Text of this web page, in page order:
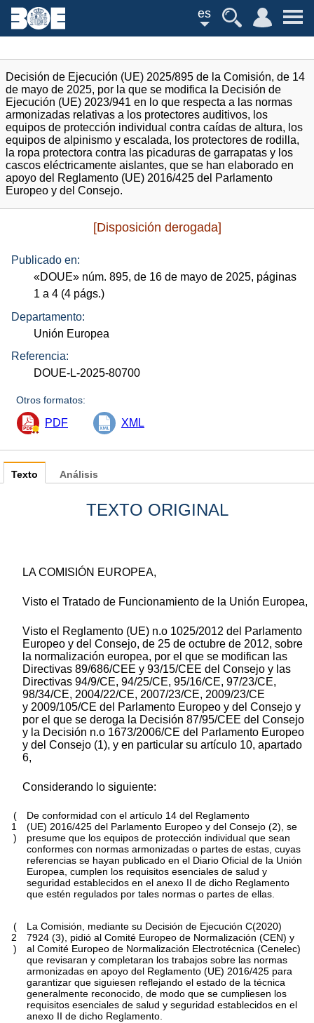
es
Decisión de Ejecución (UE) 2025/895 de la Comisión, de 14
de mayo de 2025, por la que se modifica la Decisión de
Ejecución (UE) 2023/941 en lo que respecta a las normas
armonizadas relativas a los protectores auditivos, los
equipos de protección individual contra caídas de altura, los
equipos de alpinismo y escalada, los protectores de rodilla,
la ropa protectora contra las picaduras de garrapatas y los
cascos eléctricamente aislantes, que se han elaborado en
apoyo del Reglamento (UE) 2016/425 del Parlamento
Europeo y del Consejo.
[Disposición derogada]
Publicado en:
«DOUE» núm. 895, de 16 de mayo de 2025, páginas
1 a 4 (4 págs.)
Departamento:
Unión Europea
Referencia:
DOUE-L-2025-80700
Otros formatos:
PDF XML
Texto
TEXTO ORIGINAL
LA COMISIÓN EUROPEA,
Visto el Tratado de Funcionamiento de la Unión Europea,
Visto el Reglamento (UE) n.o 1025/2012 del Parlamento
Europeo y del Consejo, de 25 de octubre de 2012, sobre
la normalización europea, por el que se modifican las
Directivas 89/686/CEE y 93/15/CEE del Consejo y las
Directivas 94/9/CE, 94/25/CE, 95/16/CE, 97/23/CE,
98/34/CE, 2004/22/CE, 2007/23/CE, 2009/23/CE
y 2009/105/CE del Parlamento Europeo y del Consejo y
por el que se deroga la Decisión 87/95/CEE del Consejo
y la Decisión n.o 1673/2006/CE del Parlamento Europeo
y del Consejo (1), y en particular su artículo 10, apartado
6,
Considerando lo siguiente:
(
1
)
De conformidad con el artículo 14 del Reglamento
(UE) 2016/425 del Parlamento Europeo y del Consejo(2), se
presume que los equipos de protección individual que sean
conformes con normas armonizadas o partes de estas, cuyas
referencias se hayan publicado en el Diario Oficial de la Unión
Europea, cumplen los requisitos esenciales de salud y
seguridad establecidos en el anexo II de dicho Reglamento
que estén regulados por tales normas o partes de ellas.
(
2
)
La Comisión, mediante su Decisión de Ejecución C(2020)
7924(3), pidió al Comité Europeo de Normalización (CEN) y
al Comité Europeo de Normalización Electrotécnica (Cenelec)
que revisaran y completaran los trabajos sobre las normas
armonizadas en apoyo del Reglamento (UE) 2016/425 para
garantizar que siguiesen reflejando el estado de la técnica
generalmente reconocido, de modo que se cumpliesen los
requisitos esenciales de salud y seguridad establecidos en el
anexo II de dicho Reglamento.
Análisis